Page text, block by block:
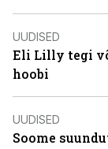
UUDISED
Eli Lilly tegi
hoobi
UUDISED
Soome